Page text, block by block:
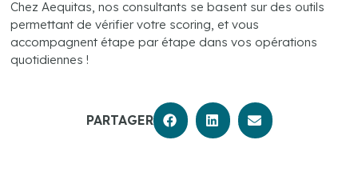
Chez Aequitas, nos consultants se basent sur des outils
permettant de vérifier votre scoring, et vous
accompagnent étape par étape dans vos opérations
quotidiennes !
PARTAGER